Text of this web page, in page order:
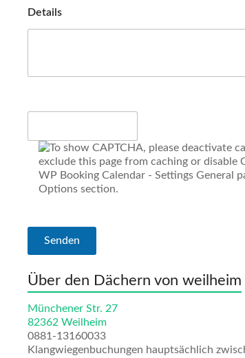
Details
Über den Dächern von weilheim
Münchener Str. 27
82362 Weilheim
0881-13160033
Klangwiegenbuchungen hauptsächlich